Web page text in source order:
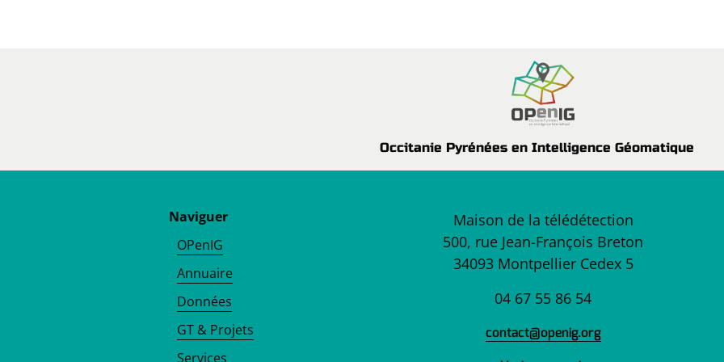
Occitanie Pyrénées en Intelligence Géomatique
Naviguer
OPenIG
Annuaire
Données
GT & Projets
Services
Maison de la télédétection
500, rue Jean-François Breton
34093 Montpellier Cedex 5
04 67 55 86 54
contact@openig.org